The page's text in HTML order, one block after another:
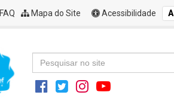
FAQ Mapa do Site Acessibilidade A